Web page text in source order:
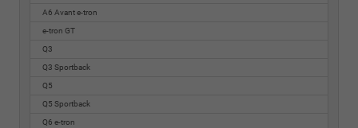
A6 Avant e-tron
e-tron GT
Q3
Q3 Sportback
Q5
Q5 Sportback
Q6 e-tron